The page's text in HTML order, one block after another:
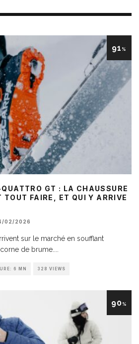
91 %
GT : LA CHAUSSURE
TOUT FAIRE, ET QUI Y ARRIVE
02/2026
sur le marché en soufflant
de brume.
6 MN 328 VIEWS
90%